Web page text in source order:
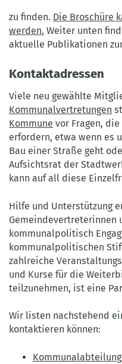
zu finden. Die Broschüre
werden. Weiter unten
aktuelle Publikationen
Kontaktadressen
Viele neu gewählte
Kommunalvertretungen
Kommune vor Fragen,
erfordern, etwa wenn es
Bau einer Straße geht
Aufsichtsrat der
kann auf all diese
Hilfe und Unterstützung
Gemeindevertreterinnen
kommunalpolitisch
kommunalpolitischen
zahlreiche
und Kurse für die
teilzunehmen, ist eine
Wir listen nachstehend
kontaktieren können: